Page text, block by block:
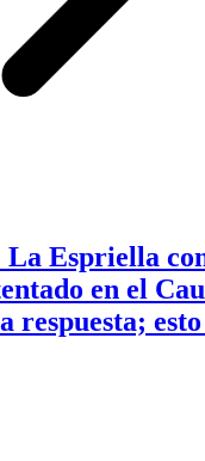
Espriella
en el
respuesta; esto